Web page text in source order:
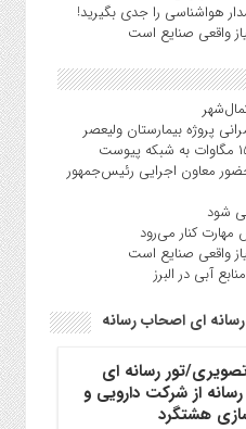
هواشناسی را جدی بگیرید!
واقعی صنایع است
پروژه بیمارستان ولیعصر
معاون اجرایی رئیس‌جمهور
شود
کنار می‌رود
واقعی صنایع است
آبی در البرز
ای اصحاب رسانه
تور رسانه ای
از شرکت دارویی و
هشتگرد